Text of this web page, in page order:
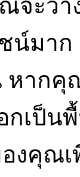
ะวา
น์มา
หาก
กเป็
งคุณ